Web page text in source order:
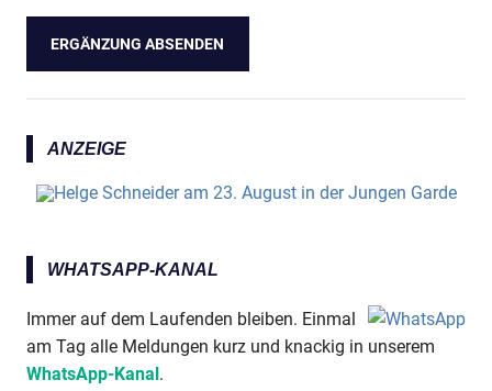
ANZEIGE
WHATSAPP-KANAL
Immer auf dem Laufenden bleiben. Einmal
am Tag alle Meldungen kurz und knackig in unserem
WhatsApp-Kanal.